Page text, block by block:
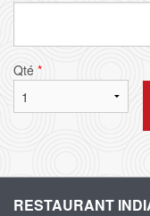
Qté *
RESTAURANT